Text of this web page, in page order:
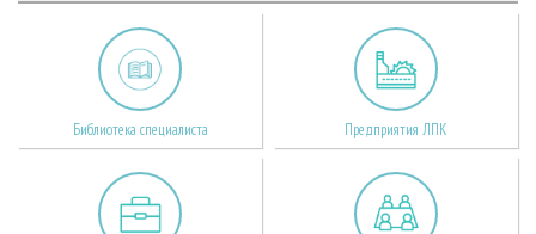
Библиотека специалиста Предприятия ЛПК